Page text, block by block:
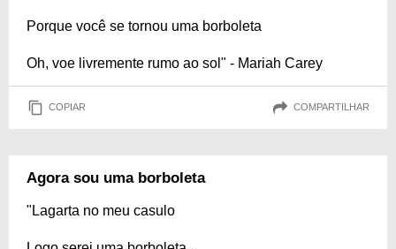
Porque você se tornou uma borboleta
Oh, voe livremente rumo ao sol" - Mariah Carey
COPIAR COMPARTILHAR
Agora sou uma borboleta
"Lagarta no meu casulo